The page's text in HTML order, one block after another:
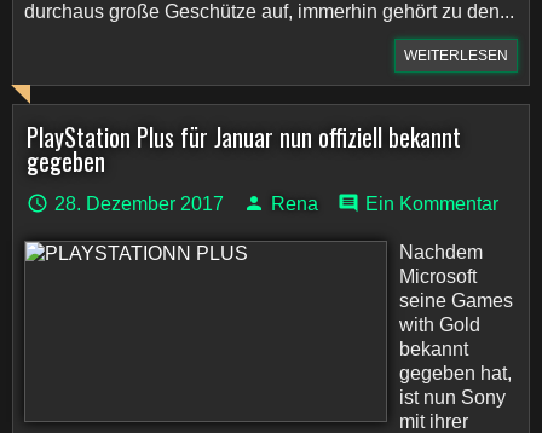
durchaus große Geschütze auf, immerhin gehört zu den...
WEITERLESEN
PlayStation Plus für Januar nun offiziell bekannt
gegeben
28. Dezember 2017 Rena Ein Kommentar
Nachdem
Microsoft
seine Games
with Gold
bekannt
gegeben hat,
ist nun Sony
mit ihrer